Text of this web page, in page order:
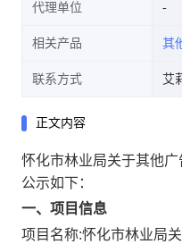
代理单位
相关产品 其
联系方式 艾
正文内容
怀化市林业局关于其他
公示如下：
一、项目信息
项目名称:怀化市林业局